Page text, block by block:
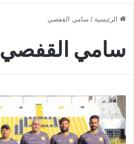
الرئيسية / سامي القفصي
سامي القفصي